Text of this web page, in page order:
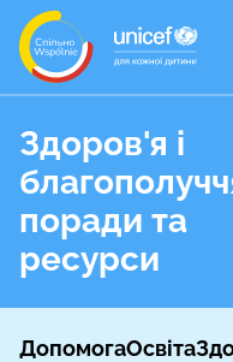
Здоров'я і
поради та
ресурси
ДопомогаОсвіта